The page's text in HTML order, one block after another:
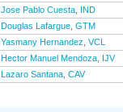
Jose Pablo Cuesta IND
Douglas Lafargue GTM
Yasmany Hernandez VCL
Hector Manuel Mendoza IJV
Lazaro Santana CAV